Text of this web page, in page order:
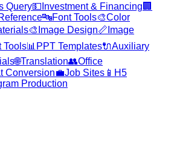
Query💵 Investment & Financing 🏢
🔤Font Tools🎨Color
🎨 Image Design📏 Image
Tools📊 PPT Templates🔌Auxiliary
🌐Translation👥Office
Conversion💼Job Sites 📱 H5
Production